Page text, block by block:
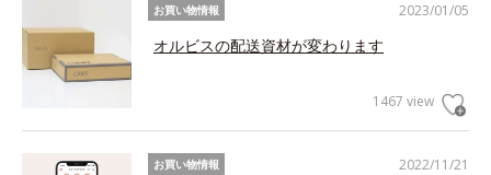
2023/01/05
お買い物情報
オルビスの配送資材が変わります
1467 view
2022/11/21
お買い物情報